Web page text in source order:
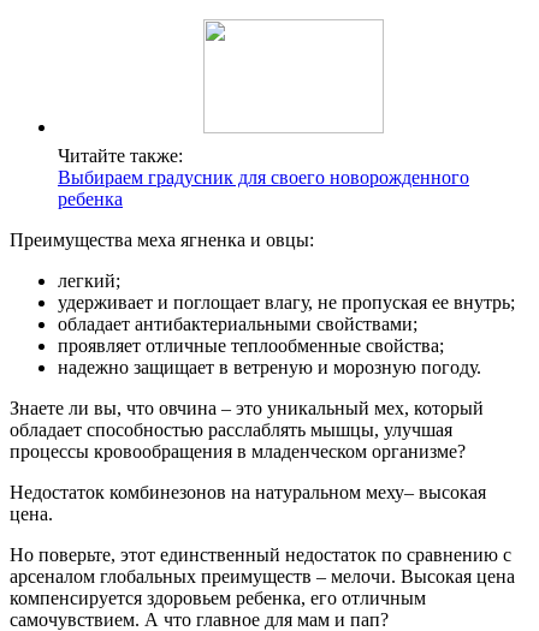
Читайте также:
Выбираем градусник для своего новорожденного
ребенка
Преимущества меха ягненка и овцы:
легкий;
удерживает и поглощает влагу, не пропуская ее внутрь;
обладает антибактериальными свойствами;
проявляет отличные теплообменные свойства;
надежно защищает в ветреную и морозную погоду.
Знаете ли вы, что овчина – это уникальный мех, который
обладает способностью расслаблять мышцы, улучшая
процессы кровообращения в младенческом организме?
Недостаток комбинезонов на натуральном меху– высокая
цена.
Но поверьте, этот единственный недостаток по сравнению с
арсеналом глобальных преимуществ – мелочи. Высокая цена
компенсируется здоровьем ребенка, его отличным
самочувствием. А что главное для мам и пап?